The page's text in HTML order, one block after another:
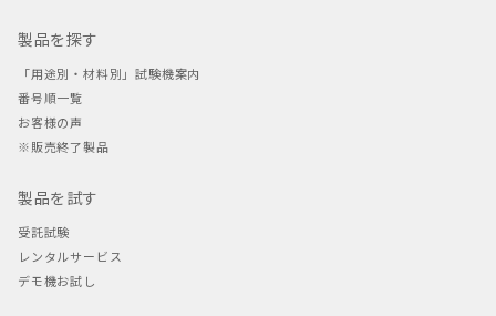
製品を探す
「用途別・材料別」試験機案内
番号順一覧
お客様の声
※販売終了製品
製品を試す
受託試験
レンタルサービス
デモ機お試し